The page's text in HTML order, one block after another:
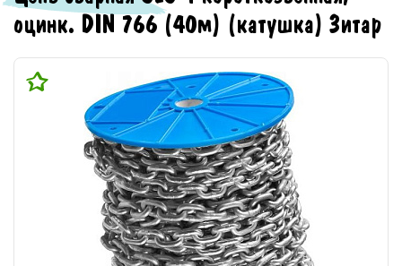
оцинк. DIN 766 (40м) (катушка) Зитар